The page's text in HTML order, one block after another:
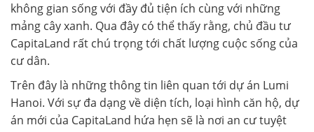
không gian sống với đầy đủ tiện ích cùng với những
mảng cây xanh. Qua đây có thể thấy rằng, chủ đầu tư
CapitaLand rất chú trọng tới chất lượng cuộc sống của
cư dân.
Trên đây là những thông tin liên quan tới dự án Lumi
Hanoi. Với sự đa dạng về diện tích, loại hình căn hộ, dự
án mới của CapitaLand hứa hẹn sẽ là nơi an cư tuyệt